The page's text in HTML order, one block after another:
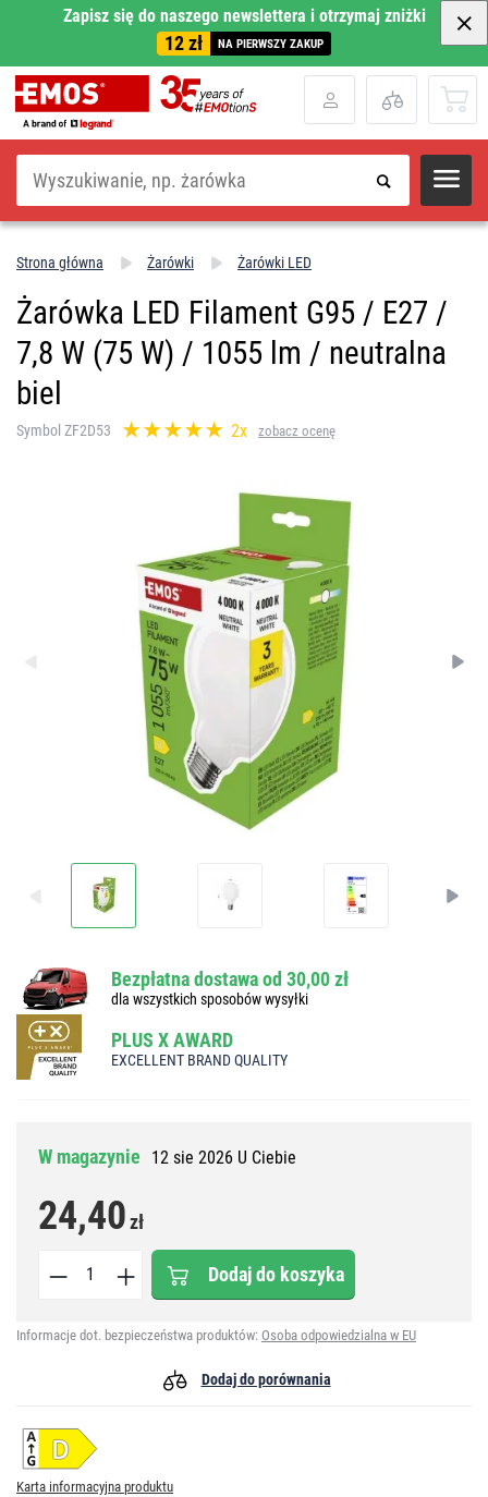
Zapisz się do naszego newslettera i otrzymaj zniżki
12 zł NA PIERWSZY ZAKUP
Szukaj
Strona główna Żarówki Żarówki LED
Żarówka LED Filament G95 / E27 /
7,8 W (75 W) / 1055 lm / neutralna
biel
Symbol ZF2D53 2x zobacz ocenę
Bezpłatna dostawa od 30,00 zł
dla wszystkich sposobów wysyłki
PLUS X AWARD
EXCELLENT BRAND QUALITY
W magazynie 12 sie 2026 U Ciebie
24,40zł
Dodaj do koszyka
Informacje dot. bezpieczeństwa produktów: Osoba odpowiedzialna w EU
Dodaj do porównania
Karta informacyjna produktu